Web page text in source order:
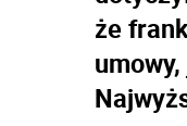
że